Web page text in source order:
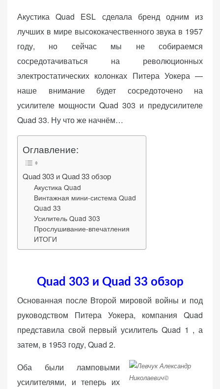
d
o
Акустика Quad ESL сделала бренд одним из
лучших в мире высококачественного звука в 1957
году, но сейчас мы не собираемся
сосредотачиваться на революционных
электростатических колонках Питера Уокера —
наше внимание будет сосредоточено на
усилителе мощности Quad 303 и предусилителе
Quad 33. Ну что же начнём…
Оглавление:
Quad 303 и Quad 33 обзор
Акустика Quad
Винтажная мини-система Quad
Quad 33
Усилитель Quad 303
Прослушивание-впечатления
ИТОГИ
Quad 303 и Quad 33 обзор
Основанная после Второй мировой войны и под
руководством Питера Уокера, компания Quad
представила свой первый усилитель Quad 1 , а
затем, в 1953 году, Quad 2.
Оба были ламповыми
усилителями, и теперь их
«Принять
все»
cookie»
Обязательные
(технические)
Необходимы для
работы сайта.
Сохраняют
настройки,
корзину,
авторизацию. Они
веб-сайта.
Функциональные
Обеспечивают
нормальную
работу сайта. Если
использования
этих файлов